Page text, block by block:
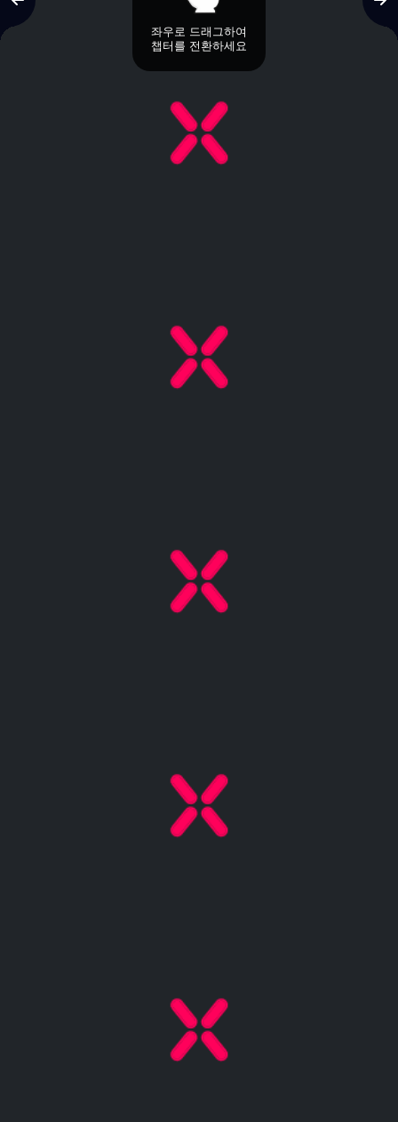
좌우로 드래그하여
챕터를 전환하세요